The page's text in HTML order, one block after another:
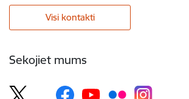
Visi kontakti
Sekojiet mums